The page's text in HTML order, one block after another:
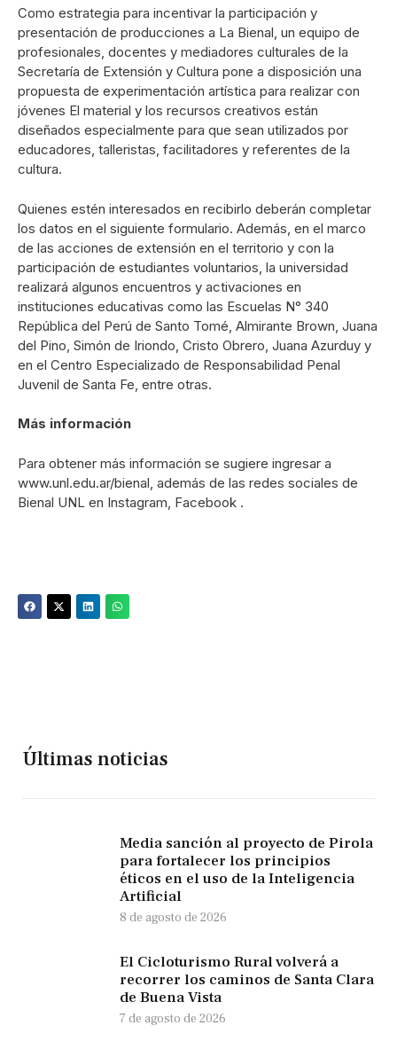
Como estrategia para incentivar la participación y
presentación de producciones a La Bienal, un equipo de
profesionales, docentes y mediadores culturales de la
Secretaría de Extensión y Cultura pone a disposición una
propuesta de experimentación artística para realizar con
jóvenes El material y los recursos creativos están
diseñados especialmente para que sean utilizados por
educadores, talleristas, facilitadores y referentes de la
cultura.
Quienes estén interesados en recibirlo deberán completar
los datos en el siguiente formulario. Además, en el marco
de las acciones de extensión en el territorio y con la
participación de estudiantes voluntarios, la universidad
realizará algunos encuentros y activaciones en
instituciones educativas como las Escuelas N° 340
República del Perú de Santo Tomé, Almirante Brown, Juana
del Pino, Simón de Iriondo, Cristo Obrero, Juana Azurduy y
en el Centro Especializado de Responsabilidad Penal
Juvenil de Santa Fe, entre otras.
Más información
Para obtener más información se sugiere ingresar a
www.unl.edu.ar/bienal, además de las redes sociales de
Bienal UNL en Instagram, Facebook .
Últimas noticias
Media sanción al proyecto de Pirola
para fortalecer los principios
éticos en el uso de la Inteligencia
Artificial
8 de agosto de 2026
El Cicloturismo Rural volverá a
recorrer los caminos de Santa Clara
de Buena Vista
7 de agosto de 2026